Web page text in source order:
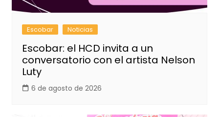
Escobar Noticias
Escobar: el HCD invita a un
conversatorio con el artista Nelson
Luty
6 de agosto de 2026